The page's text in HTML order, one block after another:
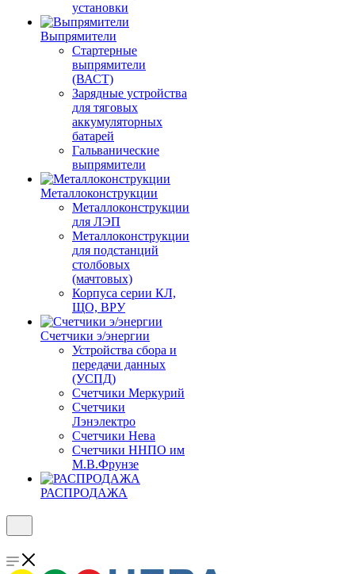
установки
Выпрямители
Стартерные
выпрямители
(ВАСТ)
Зарядные устройства
для тяговых
аккумуляторных
батарей
Гальванические
выпрямители
Металлоконструкции
Металлоконструкции
для ЛЭП
Металлоконструкции
для подстанций
столбовых
(мачтовых)
Корпуса серии КЛ,
ЩО, ВРУ
Счетчики э/энергии
Устройства сбора и
передачи данных
(УСПД)
Счетчики Меркурий
Счетчики
Лэнэлектро
Счетчики Нева
Счетчики ННПО им
М.В.Фрунзе
РАСПРОДАЖА